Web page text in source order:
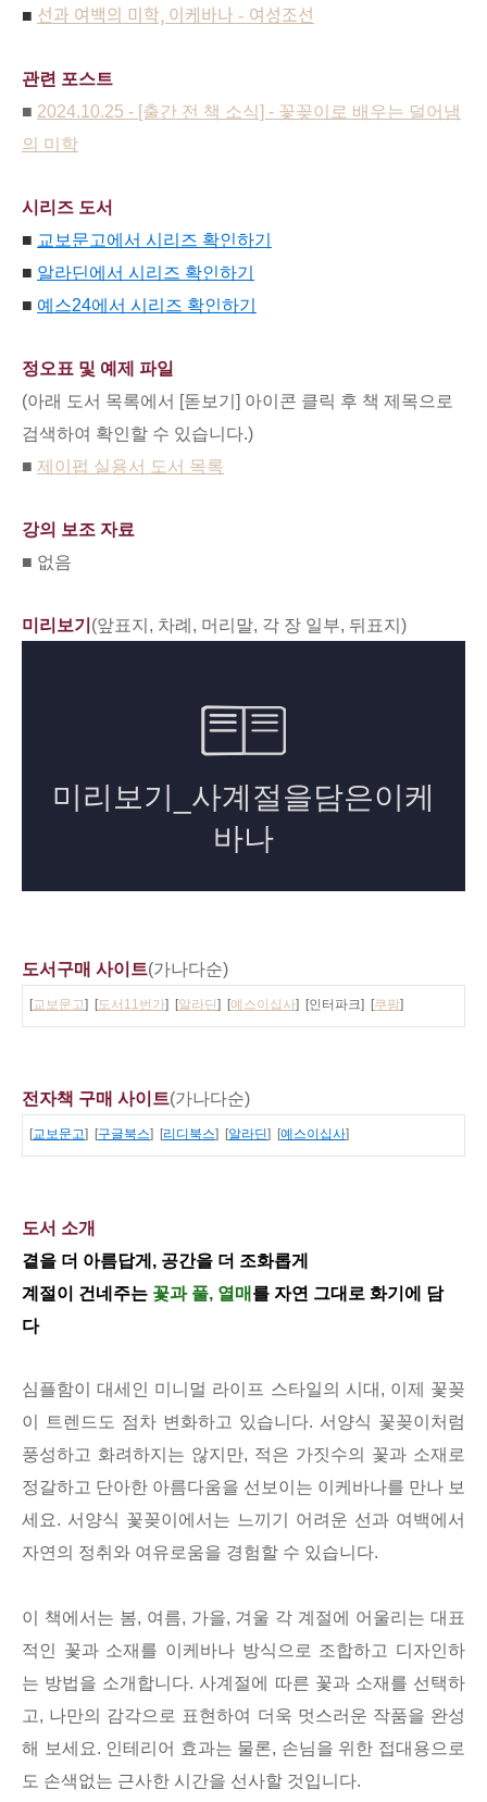
■ 선과 여백의 미학, 이케바나 - 여성조선
관련 포스트
■ 2024.10.25 - [출간 전 책 소식] - 꽃꽂이로 배우는 덜어냄
의 미학
시리즈 도서
■ 교보문고에서 시리즈 확인하기
■ 알라딘에서 시리즈 확인하기
■ 예스24에서 시리즈 확인하기
정오표 및 예제 파일
(아래 도서 목록에서 [돋보기] 아이콘 클릭 후 책 제목으로
검색하여 확인할 수 있습니다.)
■ 제이펍 실용서 도서 목록
강의 보조 자료
■ 없음
미리보기 (앞표지, 차례, 머리말, 각 장 일부, 뒤표지)
도서구매 사이트(가나다순)
[교보문고] [도서11번가] [알라딘] [예스이십사] [인터파크] [쿠팡]
전자책 구매 사이트(가나다순)
[교보문고] [구글북스] [리디북스] [알라딘] [예스이십사]
도서 소개
곁을 더 아름답게, 공간을 더 조화롭게
계절이 건네주는 꽃과 풀, 열매 를 자연 그대로 화기에 담
다
심플함이 대세인 미니멀 라이프 스타일의 시대, 이제 꽃꽂
이 트렌드도 점차 변화하고 있습니다. 서양식 꽃꽂이처럼
풍성하고 화려하지는 않지만, 적은 가짓수의 꽃과 소재로
정갈하고 단아한 아름다움을 선보이는 이케바나를 만나 보
세요. 서양식 꽃꽂이에서는 느끼기 어려운 선과 여백에서
자연의 정취와 여유로움을 경험할 수 있습니다.
이 책에서는 봄, 여름, 가을, 겨울 각 계절에 어울리는 대표
적인 꽃과 소재를 이케바나 방식으로 조합하고 디자인하
는 방법을 소개합니다. 사계절에 따른 꽃과 소재를 선택하
고, 나만의 감각으로 표현하여 더욱 멋스러운 작품을 완성
해 보세요. 인테리어 효과는 물론, 손님을 위한 접대용으로
도 손색없는 근사한 시간을 선사할 것입니다.